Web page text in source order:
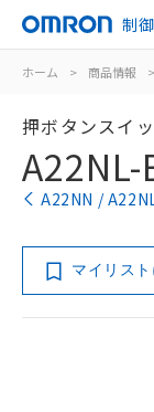
制
ホーム > 商品情報 >
押ボタンスイ
A22NL-
A22NN /
マイリス